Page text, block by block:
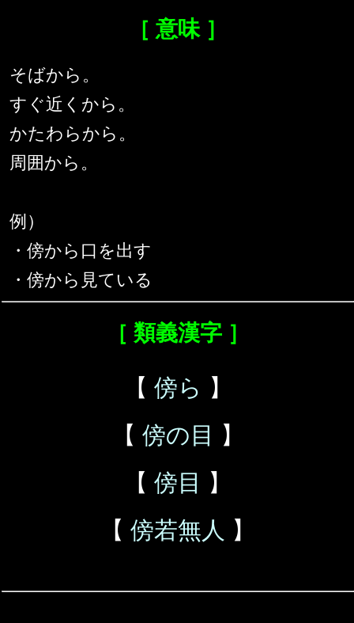
［ 意味 ］
そばから。
すぐ近くから。
かたわらから。
周囲から。
例）
・傍から口を出す
・傍から見ている
［ 類義漢字 ］
【 傍ら 】
【 傍の目
】
【 傍目
】
【 傍若無人 】